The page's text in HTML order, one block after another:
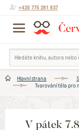
+420 775 281 837
Hlavní strana
Tvarování těla pro
V pátek